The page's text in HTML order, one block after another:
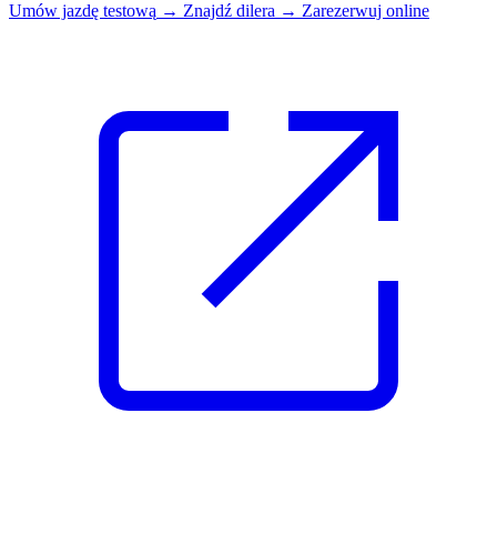
Umów jazdę testową → Znajdź dilera → Zarezerwuj online